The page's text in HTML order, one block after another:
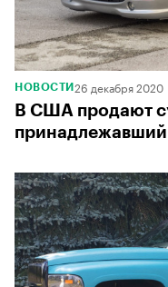
НОВОСТИ 26 декабря 2020
В США продают